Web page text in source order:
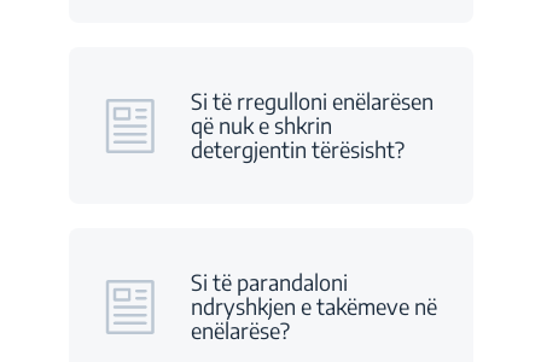
Si të rregulloni enëlarësen
që nuk e shkrin
detergjentin tërësisht?
Si të parandaloni
ndryshkjen e takëmeve në
enëlarëse?